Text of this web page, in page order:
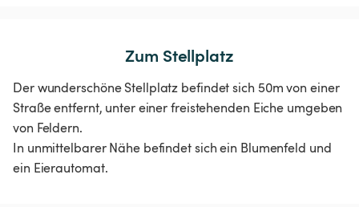
Zum Stellplatz
Der wunderschöne Stellplatz befindet sich 50m von einer
Straße entfernt, unter einer freistehenden Eiche umgeben
von Feldern.
In unmittelbarer Nähe befindet sich ein Blumenfeld und
ein Eierautomat.